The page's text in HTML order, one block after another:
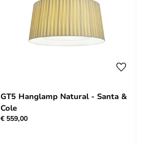
GT5 Hanglamp Natural - Santa &
Cole
€ 559,00